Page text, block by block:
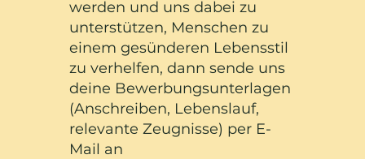
werden und uns dabei zu
unterstützen, Menschen zu
einem gesünderen Lebensstil
zu verhelfen, dann sende uns
deine Bewerbungsunterlagen
(Anschreiben, Lebenslauf,
relevante Zeugnisse) per E-
Mail an